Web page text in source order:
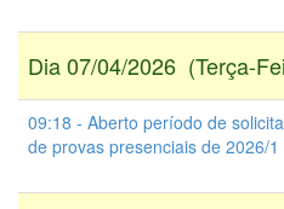
Dia 07/04/2026 (Terça-
09:18 - Aberto período de
de provas presenciais de 2026/1